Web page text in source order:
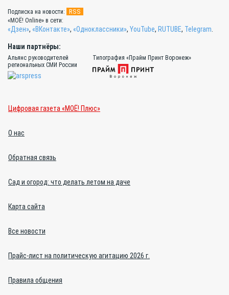
Подписка на новости: RSS
«МОЁ! Online» в сети:
«Дзен», «ВКонтакте», «Одноклассники», YouTube, RUTUBE, Telegram
Наши партнёры:
Альянс руководителей
региональных СМИ России
Типография «Прайм Принт Воронеж»
Цифровая газета «МОЁ! Плюс»
О нас
Обратная связь
Сад и огород: что делать летом на даче
Карта сайта
Все новости
Прайс-лист на политическую агитацию 2026 г.
Правила общения